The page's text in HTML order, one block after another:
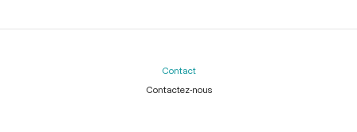
Contact
Contactez-nous